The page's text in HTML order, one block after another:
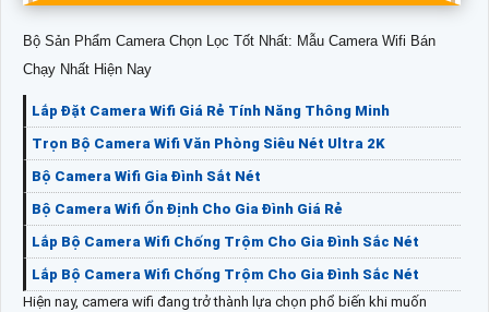
Bộ Sản Phẩm Camera Chọn Lọc Tốt Nhất: Mẫu Camera Wifi Bán
Chạy Nhất Hiện Nay
Lắp Đặt Camera Wifi Giá Rẻ Tính Năng Thông Minh
Trọn Bộ Camera Wifi Văn Phòng Siêu Nét Ultra 2K
Bộ Camera Wifi Gia Đình Sắt Nét
Bộ Camera Wifi Ổn Định Cho Gia Đình Giá Rẻ
Lắp Bộ Camera Wifi Chống Trộm Cho Gia Đình Sắc Nét
Lắp Bộ Camera Wifi Chống Trộm Cho Gia Đình Sắc Nét
Hiện nay, camera wifi đang trở thành lựa chọn phổ biến khi muốn